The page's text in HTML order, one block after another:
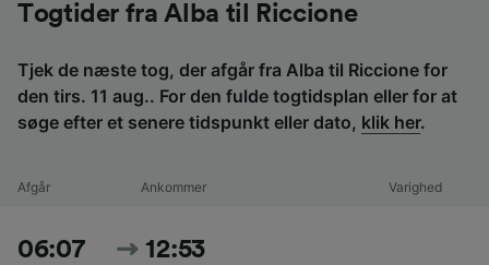
Togtider fra Alba til Riccione
Tjek de næste tog, der afgår fra Alba til Riccione for
den tirs. 11 aug.. For den fulde togtidsplan eller for at
søge efter et senere tidspunkt eller dato, klik her.
Afgår Ankommer Varighed
06:07 12:53